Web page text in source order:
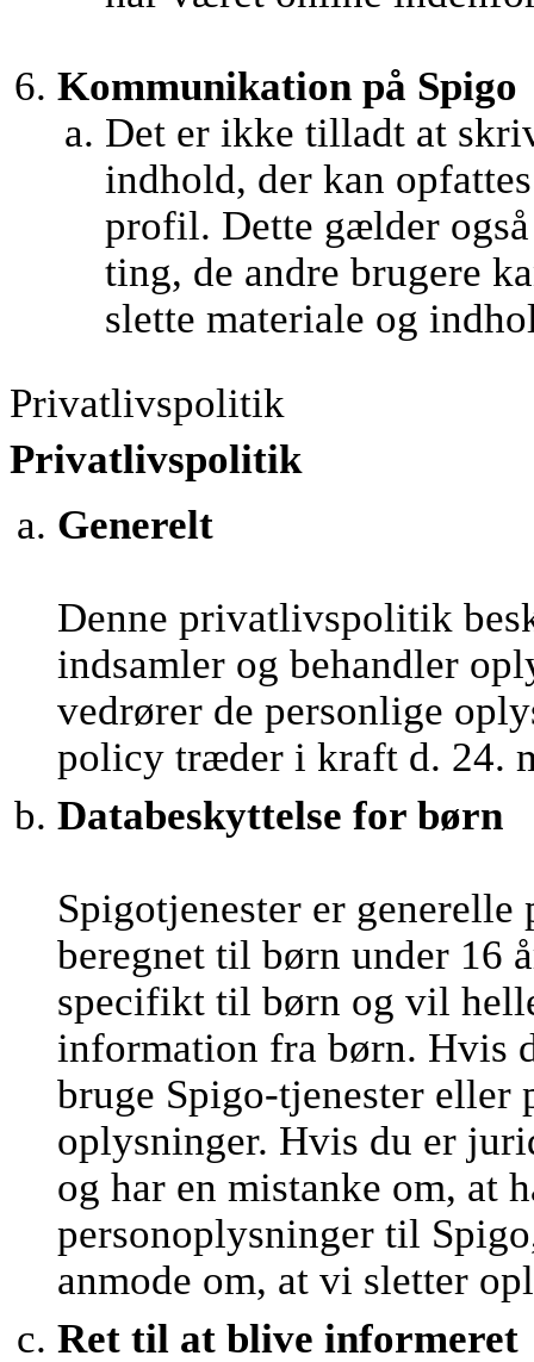
Kommunikation på Spigo
Det er ikke tilladt at
indhold, der kan
profil. Dette gælder
ting, de andre brugere
slette materiale og
Privatlivspolitik
Privatlivspolitik
Generelt
Denne privatlivspolitik
indsamler og behandler
vedrører de personlige
policy træder i kraft d. 24.
Databeskyttelse for børn
Spigotjenester er
beregnet til børn under 16
specifikt til børn og vil
information fra børn. Hvis
bruge Spigo-tjenester eller
oplysninger. Hvis du er
og har en mistanke om, at
personoplysninger til
anmode om, at vi sletter
Ret til at blive informeret